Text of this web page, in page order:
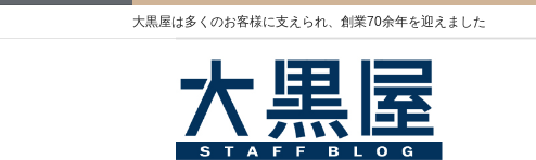
大黒屋は多くのお客様に支えられ、創業70余年を迎えました